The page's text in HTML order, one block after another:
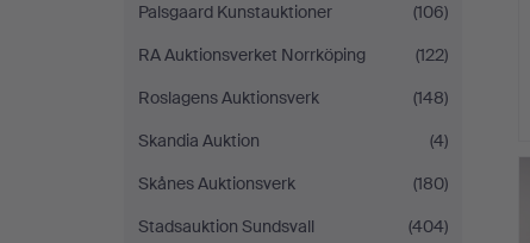
Palsgaard Kunstauktioner
(106)
RA Auktionsverket Norrköping
(122)
Roslagens Auktionsverk
(148)
Skandia Auktion
(4)
Skånes Auktionsverk
(180)
Stadsauktion Sundsvall
(404)